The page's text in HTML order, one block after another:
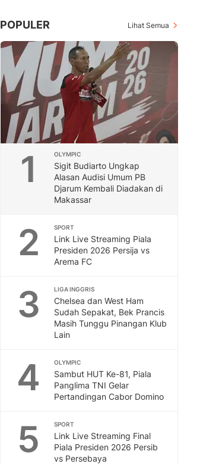
POPULER Lihat Semua
1 OLYMPIC
Sigit Budiarto Ungkap
Alasan Audisi Umum PB
Djarum Kembali Diadakan di
Makassar
2 SPORT
Link Live Streaming Piala
Presiden 2026 Persija vs
Arema FC
3 LIGA INGGRIS
Chelsea dan West Ham
Sudah Sepakat, Bek Prancis
Masih Tunggu Pinangan Klub
Lain
4 OLYMPIC
Sambut HUT Ke-81, Piala
Panglima TNI Gelar
Pertandingan Cabor Domino
5 SPORT
Link Live Streaming Final
Piala Presiden 2026 Persib
vs Persebaya